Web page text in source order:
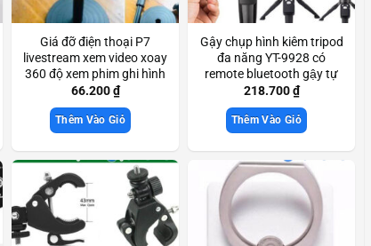
Giá đỡ điện thoại P7
livestream xem video xoay
360 độ xem phim ghi hình
đa chức năng Scd3311
66.200₫
Thêm Vào Giỏ
Gậy chụp hình kiêm tripod
đa năng YT-9928 có
remote bluetooth gậy tự
sướng 3 chân chắc chắn
Scd3619
218.700₫
Thêm Vào Giỏ